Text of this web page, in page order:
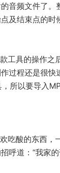
音频文件了。
及结束点的时
具的操作之
过程还是很快
所以要导入
酸的东西，
呼道：“我家